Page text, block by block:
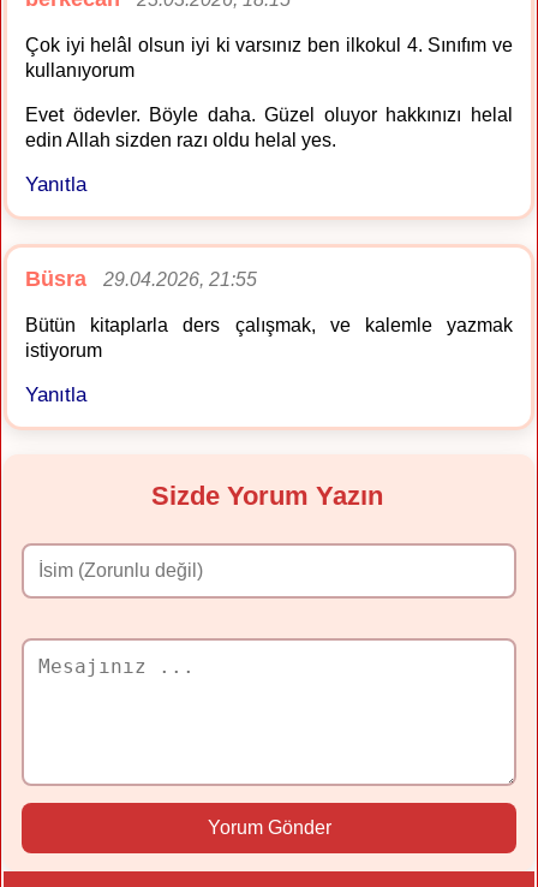
Çok iyi helâl olsun iyi ki varsınız ben ilkokul 4. Sınıfım ve
kullanıyorum
Evet ödevler. Böyle daha. Güzel oluyor hakkınızı helal
edin Allah sizden razı oldu helal yes.
Yanıtla
Büsra 29.04.2026, 21:55
Bütün kitaplarla ders çalışmak, ve kalemle yazmak
istiyorum
Yanıtla
Sizde Yorum Yazın
Yorum Gönder